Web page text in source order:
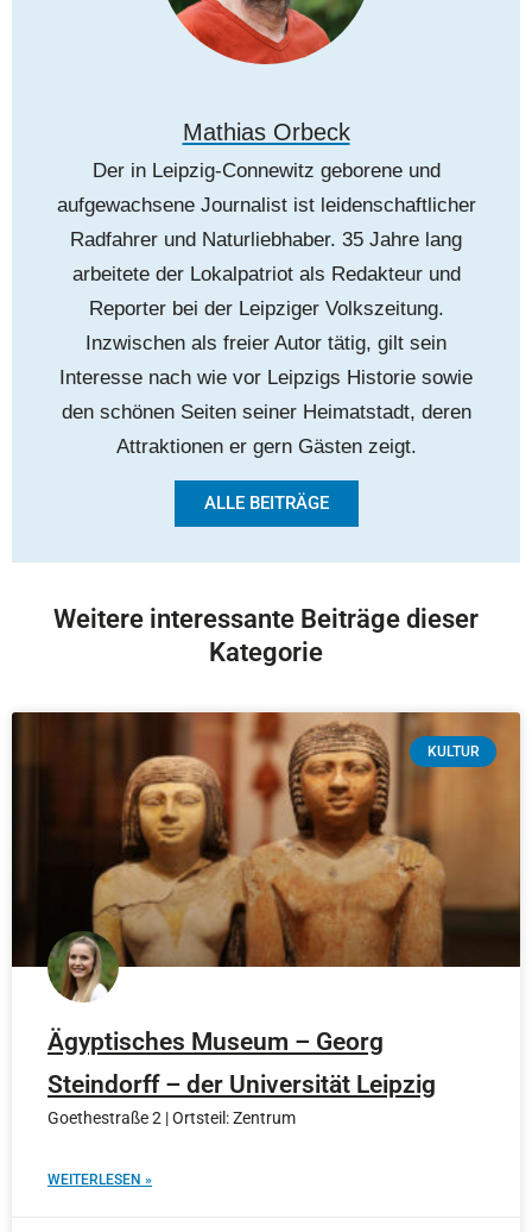
Mathias Orbeck
Der in Leipzig-Connewitz geborene und
aufgewachsene Journalist ist leidenschaftlicher
Radfahrer und Naturliebhaber. 35 Jahre lang
arbeitete der Lokalpatriot als Redakteur und
Reporter bei der Leipziger Volkszeitung.
Inzwischen als freier Autor tätig, gilt sein
Interesse nach wie vor Leipzigs Historie sowie
den schönen Seiten seiner Heimatstadt, deren
Attraktionen er gern Gästen zeigt.
ALLE BEITRÄGE
Weitere interessante Beiträge dieser
Kategorie
KULTUR
Ägyptisches Museum – Georg
Steindorff – der Universität Leipzig
Goethestraße 2 | Ortsteil: Zentrum
WEITERLESEN »